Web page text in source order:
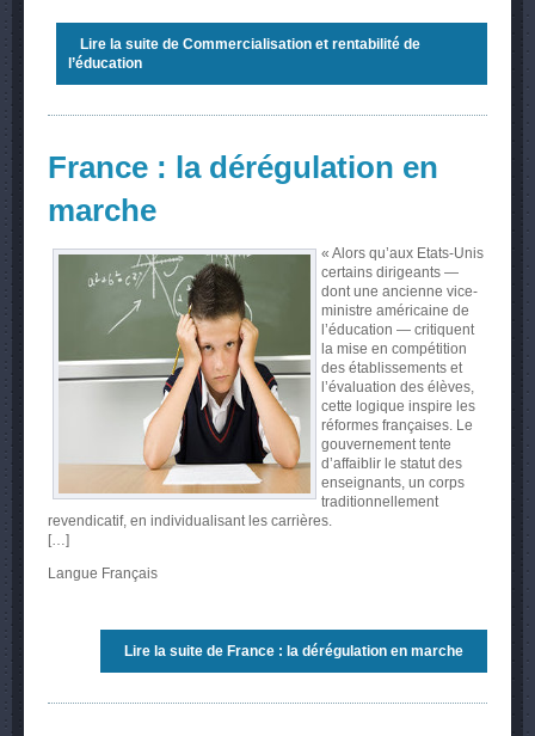
Lire la suite de Commercialisation et rentabilité de
l’éducation
France : la dérégulation en
marche
« Alors qu’aux Etats-Unis
certains dirigeants —
dont une ancienne vice-
ministre américaine de
l’éducation — critiquent
la mise en compétition
des établissements et
l’évaluation des élèves,
cette logique inspire les
réformes françaises. Le
gouvernement tente
d’affaiblir le statut des
enseignants, un corps
traditionnellement
revendicatif, en individualisant les carrières.
[…]
Langue Français
Lire la suite de France : la dérégulation en marche